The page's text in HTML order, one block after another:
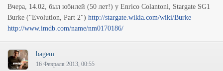
Вчера, 14.02, был юбилей (50 лет!) у Enrico Colantoni, Stargate SG1
Burke ("Evolution, Part 2") http://stargate.wikia.com/wiki/Burke
http://www.imdb.com/name/nm0170186/
bagem
16 Февраля 2013, 00:55